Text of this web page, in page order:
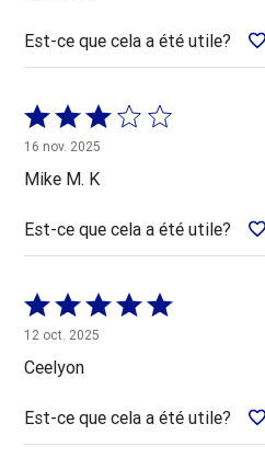
Est-ce que cela a été utile?
Coté
3 sur
5
16 nov. 2025
Mike M. K
Est-ce que cela a été utile?
Coté
5 sur
5
12 oct. 2025
Ceelyon
Est-ce que cela a été utile?